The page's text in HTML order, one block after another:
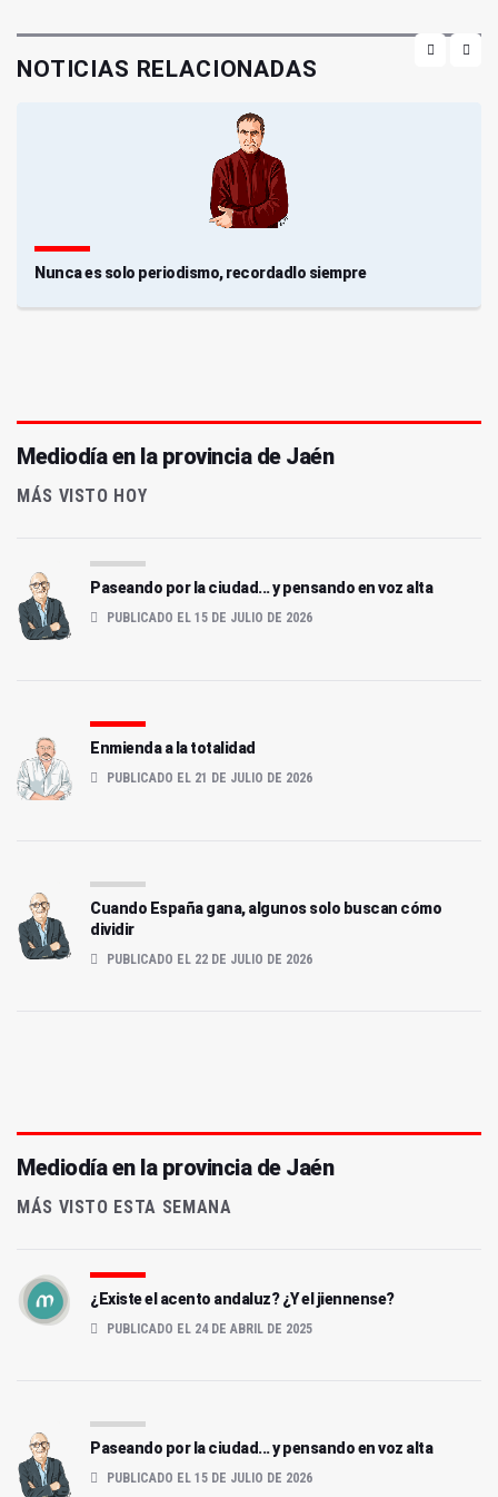
NOTICIAS RELACIONADAS
Nunca es solo periodismo, recordadlo siempre
Mediodía en la provincia de Jaén
MÁS VISTO HOY
Paseando por la ciudad... y pensando en voz alta
PUBLICADO EL 15 DE JULIO DE 2026
Enmienda a la totalidad
PUBLICADO EL 21 DE JULIO DE 2026
Cuando España gana, algunos solo buscan cómo
dividir
PUBLICADO EL 22 DE JULIO DE 2026
Mediodía en la provincia de Jaén
MÁS VISTO ESTA SEMANA
¿Existe el acento andaluz? ¿Y el jiennense?
PUBLICADO EL 24 DE ABRIL DE 2025
Paseando por la ciudad... y pensando en voz alta
PUBLICADO EL 15 DE JULIO DE 2026